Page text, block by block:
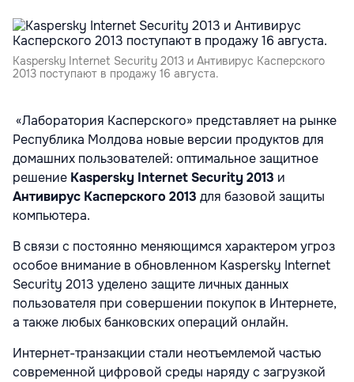
Kaspersky Internet Security 2013 и Антивирус Касперского
2013 поступают в продажу 16 августа.
«Лаборатория Касперского» представляет на рынке
Республика Молдова новые версии продуктов для
домашних пользователей: оптимальное защитное
решение Kaspersky Internet Security 2013 и
Антивирус Касперского 2013 для базовой защиты
компьютера.
В связи с постоянно меняющимся характером угроз
особое внимание в обновленном Kaspersky Internet
Security 2013 уделено защите личных данных
пользователя при совершении покупок в Интернете,
а также любых банковских операций онлайн.
Интернет-транзакции стали неотъемлемой частью
современной цифровой среды наряду с загрузкой